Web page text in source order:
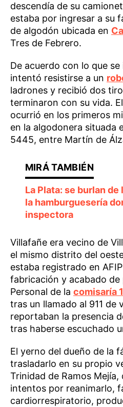
descendía de su
estaba por ingresar a su
de algodón ubicada en
Tres de Febrero.
De acuerdo con lo que
intentó resistirse a un
ladrones y recibió dos
terminaron con su vida.
ocurrió en los primeros
en la algodonera situada
5445, entre Martín de
La Plata: se burlan
la hamburguesería
inspectora
Villafañe era vecino de
el mismo distrito del
estaba registrado en
fabricación y acabado
Personal de la comisaría
tras un llamado al 911 de
reportaban la presencia
tras haberse escuchado
El yerno del dueño de la
trasladarlo en su propio
Trinidad de Ramos Mejía,
intentos por reanimarlo,
cardiorrespiratorio,